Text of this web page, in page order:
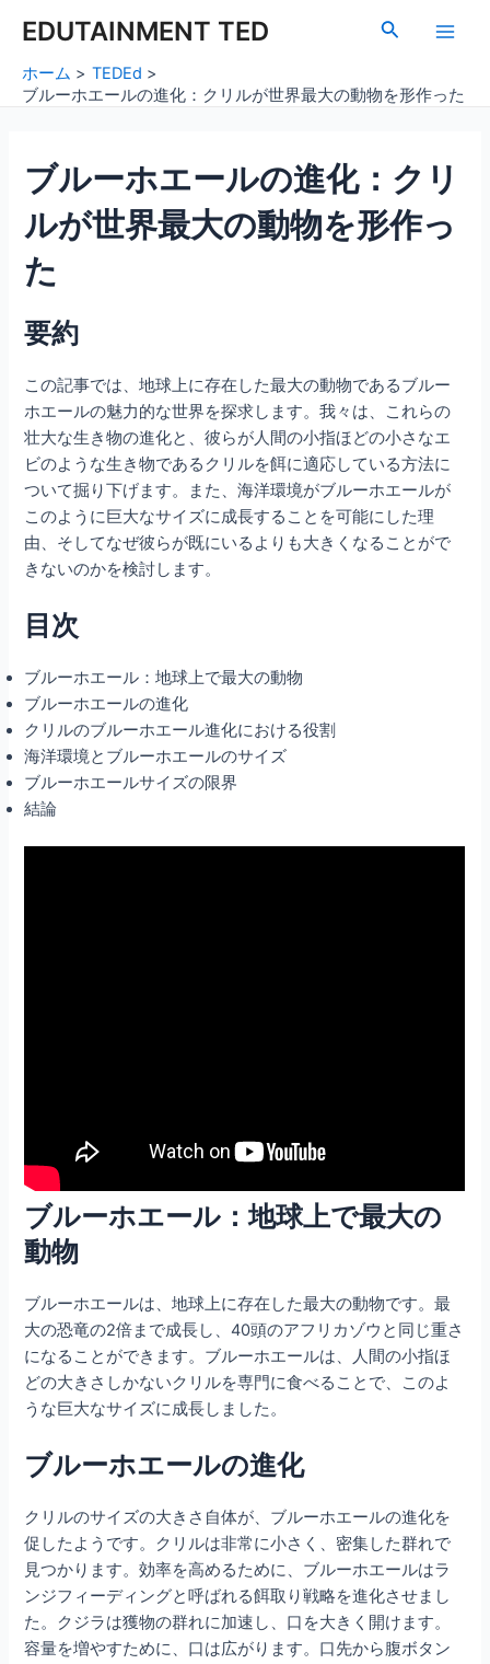
EDUTAINMENT TED
検
Main
ホーム
TEDEd
ブルーホエールの進化：クリルが世界最大の動物を形作った
ブルーホエールの進化：クリ
ルが世界最大の動物を形作っ
た
要約
この記事では、地球上に存在した最大の動物であるブルー
ホエールの魅力的な世界を探求します。我々は、これらの
壮大な生き物の進化と、彼らが人間の小指ほどの小さなエ
ビのような生き物であるクリルを餌に適応している方法に
ついて掘り下げます。また、海洋環境がブルーホエールが
このように巨大なサイズに成長することを可能にした理
由、そしてなぜ彼らが既にいるよりも大きくなることがで
きないのかを検討します。
目次
ブルーホエール：地球上で最大の動物
ブルーホエールの進化
クリルのブルーホエール進化における役割
海洋環境とブルーホエールのサイズ
ブルーホエールサイズの限界
結論
ブルーホエール：地球上で最大の
動物
ブルーホエールは、地球上に存在した最大の動物です。最
大の恐竜の2倍まで成長し、40頭のアフリカゾウと同じ重さ
になることができます。ブルーホエールは、人間の小指ほ
どの大きさしかないクリルを専門に食べることで、このよ
うな巨大なサイズに成長しました。
ブルーホエールの進化
クリルのサイズの大きさ自体が、ブルーホエールの進化を
促したようです。クリルは非常に小さく、密集した群れで
見つかります。効率を高めるために、ブルーホエールはラ
ンジフィーディングと呼ばれる餌取り戦略を進化させまし
た。クジラは獲物の群れに加速し、口を大きく開けます。
容量を増やすために、口は広がります。口先から腹ボタン
navigation